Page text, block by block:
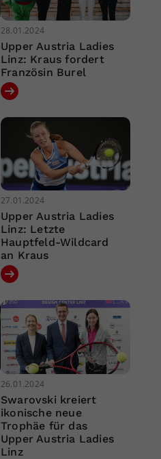
28.01.2024
Upper Austria Ladies
Linz: Kraus fordert
Französin Burel
27.01.2024
Upper Austria Ladies
Linz: Letzte
Hauptfeld-Wildcard
an Kraus
26.01.2024
Swarovski kreiert
ikonische neue
Trophäe für das
Upper Austria Ladies
Linz